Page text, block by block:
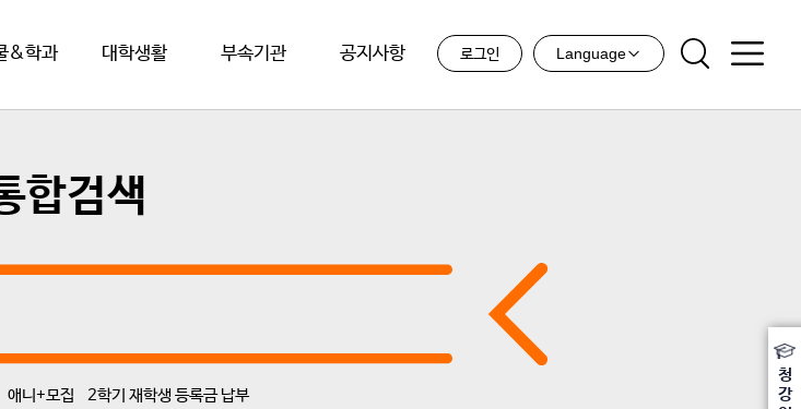
&학과 대학생활 부속기관 공지사항 로그인 Language
합검색
애니+모집 2학기 재학생 등록금 납부
청
강